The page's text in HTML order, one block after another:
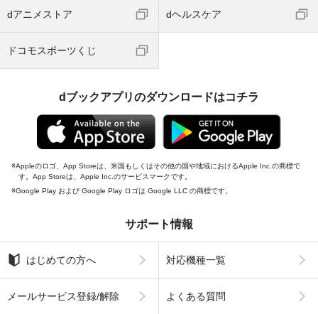
dアニメストア dヘルスケア
ドコモスポーツくじ
dブックアプリのダウンロードはコチラ
Appleのロゴ、App Storeは、米国もしくはその他の国や地域におけるApple Inc.の商標で
す。App Storeは、Apple Inc.のサービスマークです。
Google Play および Google Play ロゴは Google LLC の商標です。
サポート情報
はじめての方へ 対応機種一覧
メールサービス登録/解除 よくある質問